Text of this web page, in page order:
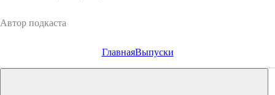
Автор подкаста
ГлавнаяВыпуски